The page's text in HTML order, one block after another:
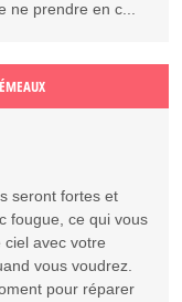
ne prendre en c...
seront fortes et
fougue, ce qui vous
avec votre
vous voudrez.
pour réparer